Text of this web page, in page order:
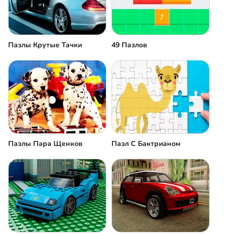
Пазлы Крутые Тачки 49 Пазлов
Пазлы Пара Щенков Пазл С Бактрианом